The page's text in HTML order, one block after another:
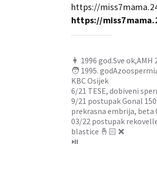
https://
https://
👩 1996 god.Sve ok,AMH
🧑 1995.
KBC Osijek
6/21 TESE, dobiveni
9/21 postupak Gonal
prekrasna embrija, beta
03/22 postupak
blastice 🤞🏻 ❌
⏯️